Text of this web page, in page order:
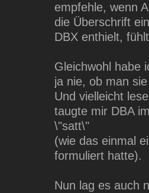
empfehle, wenn
die Überschrift ein
DBX enthielt,
Gleichwohl habe
ja nie, ob man
Und vielleicht
taugte mir DBA
\"satt\"
(wie das einmal
formuliert hatte).
Nun lag es auch